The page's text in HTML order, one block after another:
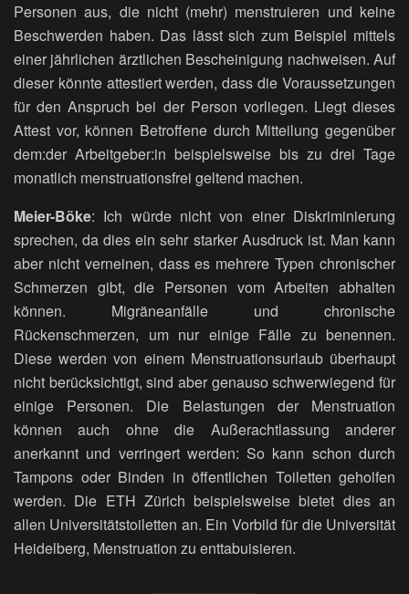
Personen aus, die nicht (mehr) menstruieren und keine
Beschwerden haben. Das lässt sich zum Beispiel mittels
einer jährlichen ärztlichen Bescheinigung nachweisen. Auf
dieser könnte attestiert werden, dass die Voraussetzungen
für den Anspruch bei der Person vorliegen. Liegt dieses
Attest vor, können Betroffene durch Mitteilung gegenüber
dem:der Arbeitgeber:in beispielsweise bis zu drei Tage
monatlich menstruationsfrei geltend machen.
Meier-Böke: Ich würde nicht von einer Diskriminierung
sprechen, da dies ein sehr starker Ausdruck ist. Man kann
aber nicht verneinen, dass es mehrere Typen chronischer
Schmerzen gibt, die Personen vom Arbeiten abhalten
können. Migräneanfälle und chronische
Rückenschmerzen, um nur einige Fälle zu benennen.
Diese werden von einem Menstruationsurlaub überhaupt
nicht berücksichtigt, sind aber genauso schwerwiegend für
einige Personen. Die Belastungen der Menstruation
können auch ohne die Außerachtlassung anderer
anerkannt und verringert werden: So kann schon durch
Tampons oder Binden in öffentlichen Toiletten geholfen
werden. Die ETH Zürich beispielsweise bietet dies an
allen Universitätstoiletten an. Ein Vorbild für die Universität
Heidelberg, Menstruation zu enttabuisieren.